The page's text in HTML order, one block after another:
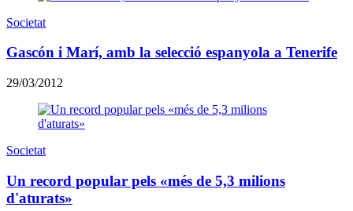
Societat
Gascón i Marí, amb la selecció espanyola a Tenerife
29/03/2012
Societat
Un record popular pels «més de 5,3 milions
d'aturats»